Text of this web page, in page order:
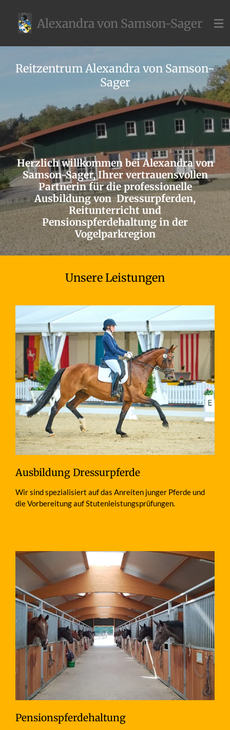
Hauptinhalt
springen
Alexandra von Samson-Sager
Reitzentrum Alexandra von Samson-
Sager
Herzlich willkommen bei Alexandra von
Samson-Sager, Ihrer vertrauensvollen
Partnerin für die professionelle
Ausbildung von Dressurpferden,
Reitunterricht und
Pensionspferdehaltung in der
Vogelparkregion
Unsere Leistungen
Ausbildung Dressurpferde
Wir sind spezialisiert auf das Anreiten junger Pferde und
die Vorbereitung auf Stutenleistungsprüfungen.
Pensionspferdehaltung